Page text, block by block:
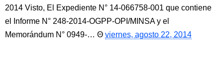
2014 Visto, El Expediente N° 14-066758-001 que contiene
el Informe N° 248-2014-OGPP-OPI/MINSA y el
Memorándum N° 0949-…
viernes, agosto 22, 2014